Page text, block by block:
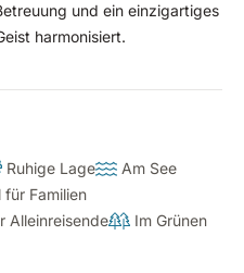
und ein einzigartiges
harmonisiert.
Ruhige Lage
Am See
für Familien
Alleinreisende
Im Grünen